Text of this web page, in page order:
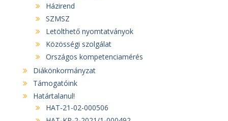
Házirend
SZMSZ
Letölthető nyomtatványok
Közösségi szolgálat
Országos kompetenciamérés
Diákönkormányzat
Támogatóink
Határtalanul!
HAT-21-02-000506